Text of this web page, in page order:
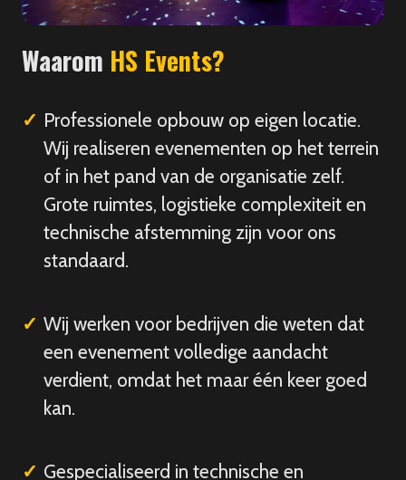
Waarom HS Events?
Professionele opbouw op eigen locatie.
Wij realiseren evenementen op het terrein
of in het pand van de organisatie zelf.
Grote ruimtes, logistieke complexiteit en
technische afstemming zijn voor ons
standaard.
Wij werken voor bedrijven die weten dat
een evenement volledige aandacht
verdient, omdat het maar één keer goed
kan.
Gespecialiseerd in technische en